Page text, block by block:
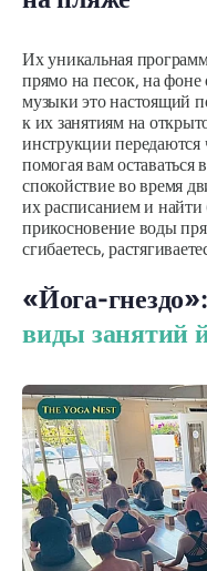
Их уникальная
прямо на песок, на
музыки это настоящий
к их занятиям на
инструкции
помогая вам оставаться
спокойствие во время
их расписанием и
прикосновение воды
сгибаетесь,
«Йога-
виды занятий